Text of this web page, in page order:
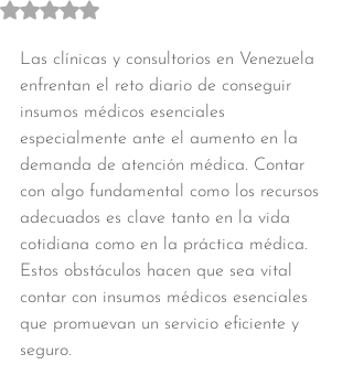
Obtuvo NaN de 5 estrellas.
Las clínicas y consultorios en Venezuela
enfrentan el reto diario de conseguir
insumos médicos esenciales
especialmente ante el aumento en la
demanda de atención médica. Contar
con algo fundamental como los recursos
adecuados es clave tanto en la vida
cotidiana como en la práctica médica.
Estos obstáculos hacen que sea vital
contar con insumos médicos esenciales
que promuevan un servicio eficiente y
seguro.